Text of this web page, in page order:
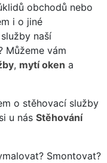
obchodů nebo
i o jiné
naší
Můžeme vám
, mytí oken a
o stěhovací služby
u nás Stěhování
Smontovat?